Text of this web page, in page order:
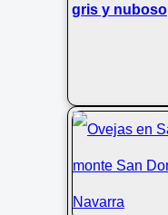
gris y nuboso